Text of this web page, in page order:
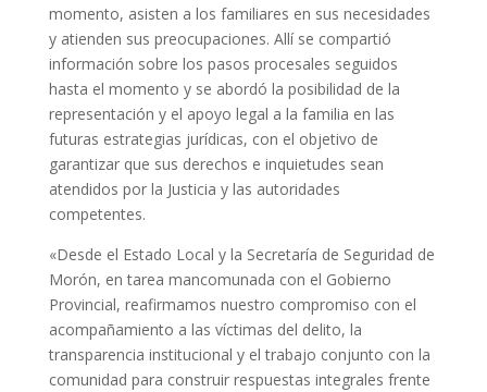
momento, asisten a los familiares en sus necesidades
y atienden sus preocupaciones. Allí se compartió
información sobre los pasos procesales seguidos
hasta el momento y se abordó la posibilidad de la
representación y el apoyo legal a la familia en las
futuras estrategias jurídicas, con el objetivo de
garantizar que sus derechos e inquietudes sean
atendidos por la Justicia y las autoridades
competentes.
«Desde el Estado Local y la Secretaría de Seguridad de
Morón, en tarea mancomunada con el Gobierno
Provincial, reafirmamos nuestro compromiso con el
acompañamiento a las víctimas del delito, la
transparencia institucional y el trabajo conjunto con la
comunidad para construir respuestas integrales frente